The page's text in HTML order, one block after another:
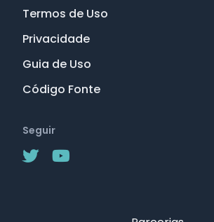
Termos de Uso
Privacidade
Guia de Uso
Código Fonte
Seguir